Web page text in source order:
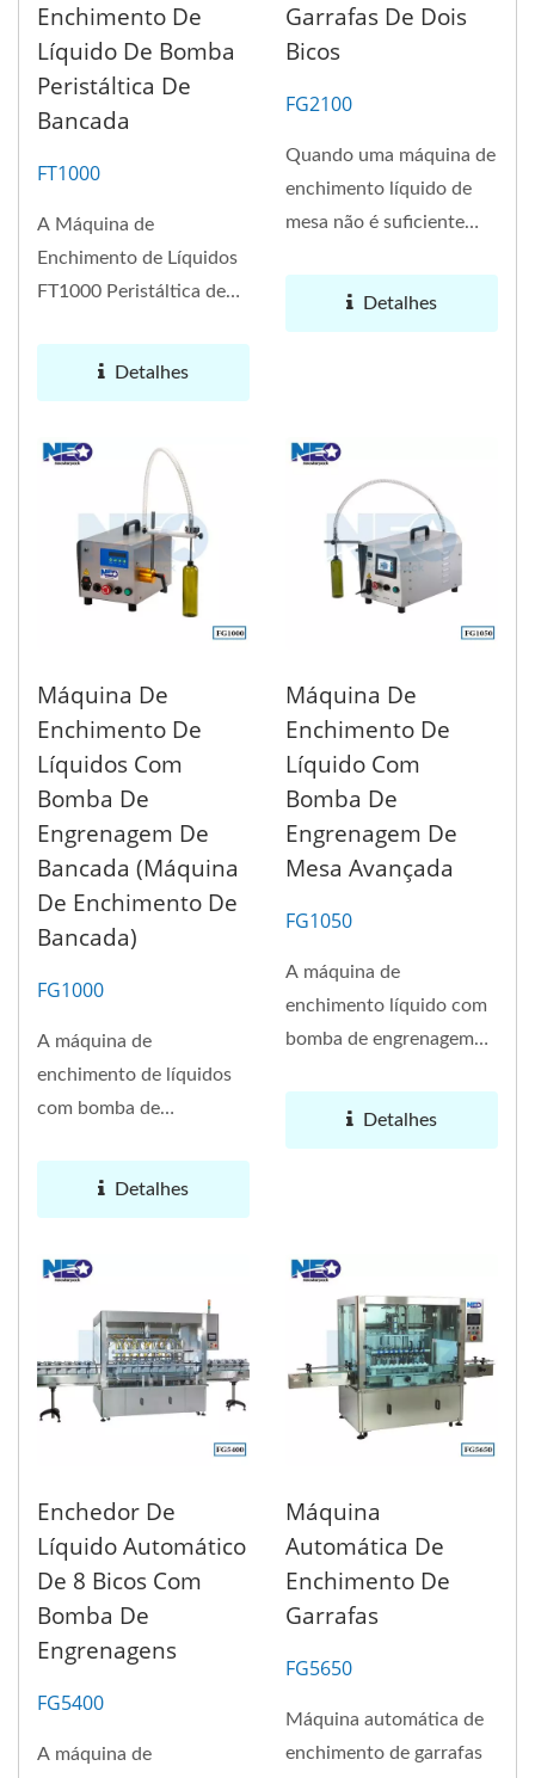
Enchimento De
Líquido De Bomba
Peristáltica De
Bancada
FT1000
A Máquina de
Enchimento de Líquidos
FT1000 Peristáltica de
Detalhes
Garrafas De Dois
Bicos
FG2100
Quando uma máquina de
enchimento líquido de
mesa não é suficiente
Detalhes
Máquina De
Enchimento De
Líquidos Com
Bomba De
Engrenagem De
Bancada (máquina
De Enchimento De
Bancada)
FG1000
A máquina de
enchimento de líquidos
com bomba de
Detalhes
Máquina De
Enchimento De
Líquido Com
Bomba De
Engrenagem De
Mesa Avançada
FG1050
A máquina de
enchimento líquido com
bomba de engrenagem
Detalhes
Enchedor De
Líquido Automático
De 8 Bicos Com
Bomba De
Engrenagens
FG5400
A máquina de
Máquina
Automática De
Enchimento De
Garrafas
FG5650
Máquina automática de
enchimento de garrafas